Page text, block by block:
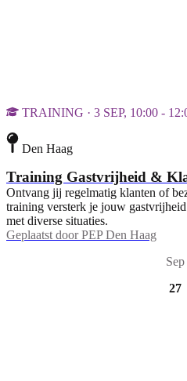
TRAINING · 3 SEP, 10:00 -
Den Haag
Training Gastvrijheid &
Ontvang jij regelmatig klanten of
training versterk je jouw
met diverse situaties.
Geplaatst door PEP Den Haag
Sep
27